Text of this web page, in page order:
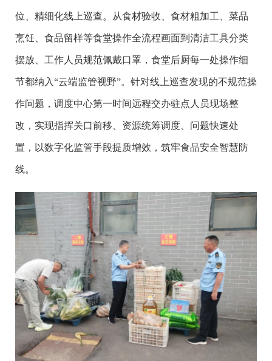
位、精细化线上巡查。从食材验收、食材粗加工、菜品
烹饪、食品留样等食堂操作全流程画面到清洁工具分类
摆放、工作人员规范佩戴口罩，食堂后厨每一处操作细
节都纳入“云端监管视野”。针对线上巡查发现的不规范操
作问题，调度中心第一时间远程交办驻点人员现场整
改，实现指挥关口前移、资源统筹调度、问题快速处
置，以数字化监管手段提质增效，筑牢食品安全智慧防
线。